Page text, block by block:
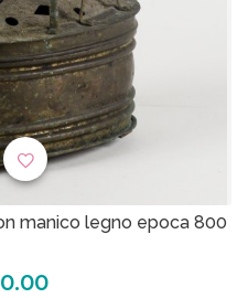
manico legno epoca 800